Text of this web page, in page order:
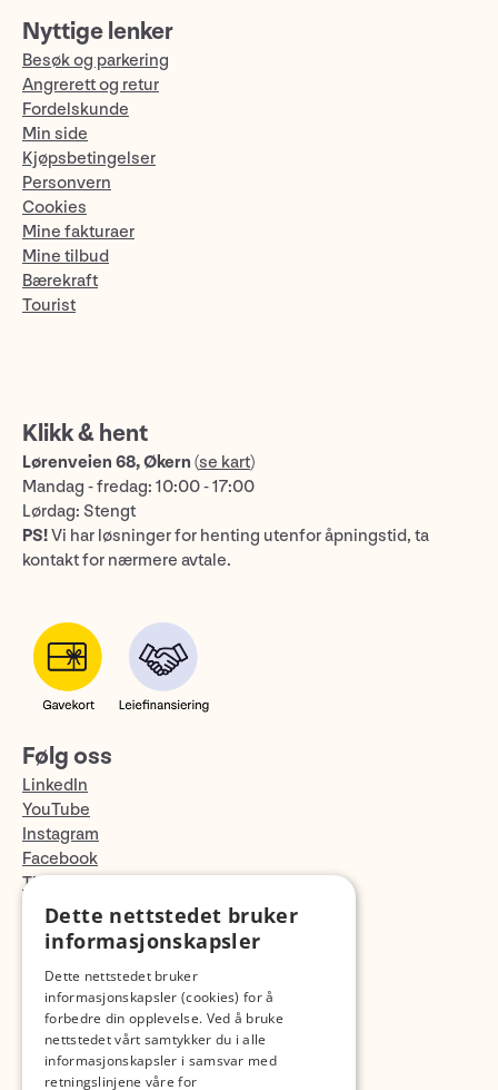
Nyttige lenker
Besøk og parkering
Angrerett og retur
Fordelskunde
Min side
Kjøpsbetingelser
Personvern
Cookies
Mine fakturaer
Mine tilbud
Bærekraft
Tourist
Klikk & hent
Lørenveien 68, Økern (se kart)
Mandag - fredag: 10:00 - 17:00
Lørdag: Stengt
PS!Vi har løsninger for henting utenfor åpningstid, ta
kontakt for nærmere avtale.
Følg oss
LinkedIn
YouTube
Instagram
Facebook
TikTok
Fotopodden
Dette nettstedet bruker
informasjonskapsler
Dette nettstedet bruker
informasjonskapsler (cookies) for å
forbedre din opplevelse. Ved å bruke
nettstedet vårt samtykker du i alle
informasjonskapsler i samsvar med
retningslinjene våre for